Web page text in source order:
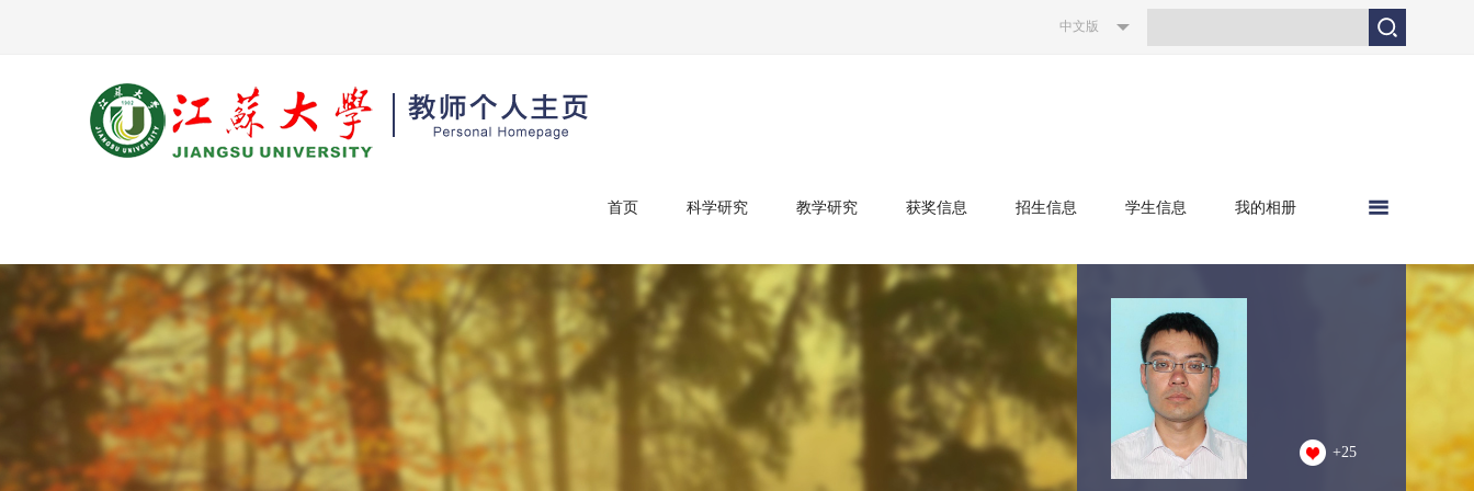
中文版
首页 科学研究 教学研究 获奖信息 招生信息 学生信息 我的相册
+25